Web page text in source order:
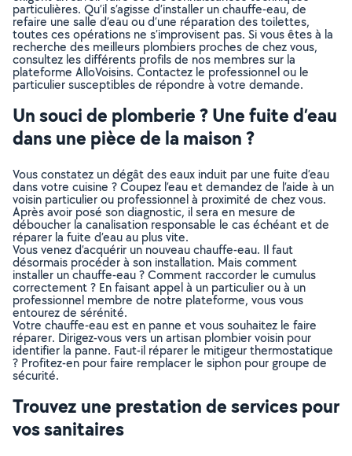
particulières. Qu’il s’agisse d’installer un chauffe-eau, de
refaire une salle d’eau ou d’une réparation des toilettes,
toutes ces opérations ne s’improvisent pas. Si vous êtes à la
recherche des meilleurs plombiers proches de chez vous,
consultez les différents profils de nos membres sur la
plateforme AlloVoisins. Contactez le professionnel ou le
particulier susceptibles de répondre à votre demande.
Un souci de plomberie ? Une fuite d’eau
dans une pièce de la maison ?
Vous constatez un dégât des eaux induit par une fuite d’eau
dans votre cuisine ? Coupez l’eau et demandez de l’aide à un
voisin particulier ou professionnel à proximité de chez vous.
Après avoir posé son diagnostic, il sera en mesure de
déboucher la canalisation responsable le cas échéant et de
réparer la fuite d’eau au plus vite.
Vous venez d’acquérir un nouveau chauffe-eau. Il faut
désormais procéder à son installation. Mais comment
installer un chauffe-eau ? Comment raccorder le cumulus
correctement ? En faisant appel à un particulier ou à un
professionnel membre de notre plateforme, vous vous
entourez de sérénité.
Votre chauffe-eau est en panne et vous souhaitez le faire
réparer. Dirigez-vous vers un artisan plombier voisin pour
identifier la panne. Faut-il réparer le mitigeur thermostatique
? Profitez-en pour faire remplacer le siphon pour groupe de
sécurité.
Trouvez une prestation de services pour
vos sanitaires